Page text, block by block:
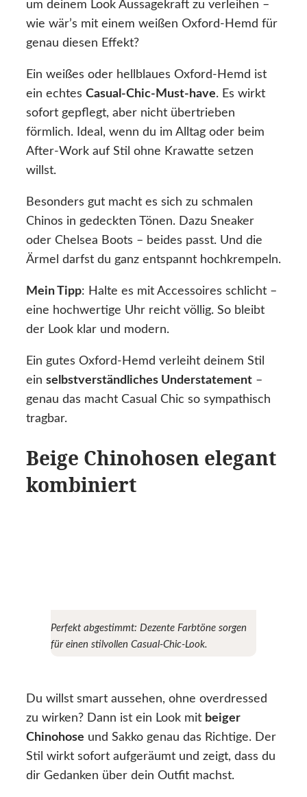
um deinem Look Aussagekraft zu verleihen –
wie wär’s mit einem weißen Oxford-Hemd für
genau diesen Effekt?
Ein weißes oder hellblaues Oxford-Hemd ist
ein echtes Casual-Chic-Must-have. Es wirkt
sofort gepflegt, aber nicht übertrieben
förmlich. Ideal, wenn du im Alltag oder beim
After-Work auf Stil ohne Krawatte setzen
willst.
Besonders gut macht es sich zu schmalen
Chinos in gedeckten Tönen. Dazu Sneaker
oder Chelsea Boots – beides passt. Und die
Ärmel darfst du ganz entspannt hochkrempeln.
Mein Tipp: Halte es mit Accessoires schlicht –
eine hochwertige Uhr reicht völlig. So bleibt
der Look klar und modern.
Ein gutes Oxford-Hemd verleiht deinem Stil
ein selbstverständliches Understatement –
genau das macht Casual Chic so sympathisch
tragbar.
Beige Chinohosen elegant
kombiniert
Perfekt abgestimmt: Dezente Farbtöne sorgen
für einen stilvollen Casual-Chic-Look.
Du willst smart aussehen, ohne overdressed
zu wirken? Dann ist ein Look mit beiger
Chinohose und Sakko genau das Richtige. Der
Stil wirkt sofort aufgeräumt und zeigt, dass du
dir Gedanken über dein Outfit machst.